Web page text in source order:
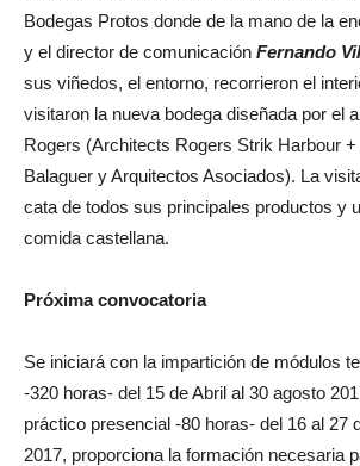
Bodegas Protos donde de la mano de la
y el director de comunicación Fernando
sus viñedos, el entorno, recorrieron el
visitaron la nueva bodega diseñada por el
Rogers (Architects Rogers Strik Harbour
Balaguer y Arquitectos Asociados). La
cata de todos sus principales productos y
comida castellana.
Próxima convocatoria
Se iniciará con la impartición de módulos
-320 horas- del 15 de Abril al 30 agosto
práctico presencial -80 horas- del 16 al 27
2017, proporciona la formación necesaria